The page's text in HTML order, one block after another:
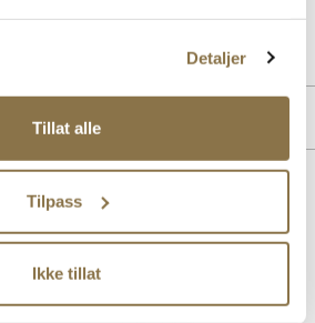
Detaljer
Tillat alle
Tilpass
Ikke tillat
produkter